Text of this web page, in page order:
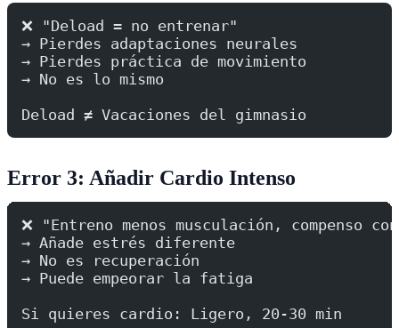
❌ "Deload = no entrenar"
→ Pierdes adaptaciones neurales
→ Pierdes práctica de movimiento
→ No es lo mismo
Deload ≠ Vacaciones del gimnasio
Error 3: Añadir Cardio Intenso
❌ "Entreno menos musculación, compenso
→ Añade estrés diferente
→ No es recuperación
→ Puede empeorar la fatiga
Si quieres cardio: Ligero, 20-30 min